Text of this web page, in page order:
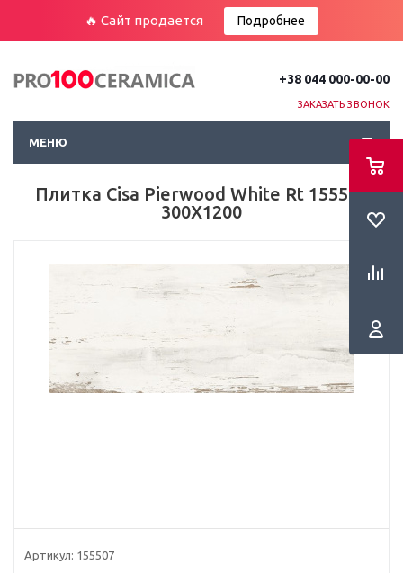
🔥 Сайт продается Подробнее
+38 044 000-00-00
ЗАКАЗАТЬ ЗВОНОК
МЕНЮ
Плитка Cisa Pierwood White Rt 155507
300Х1200
Артикул: 155507